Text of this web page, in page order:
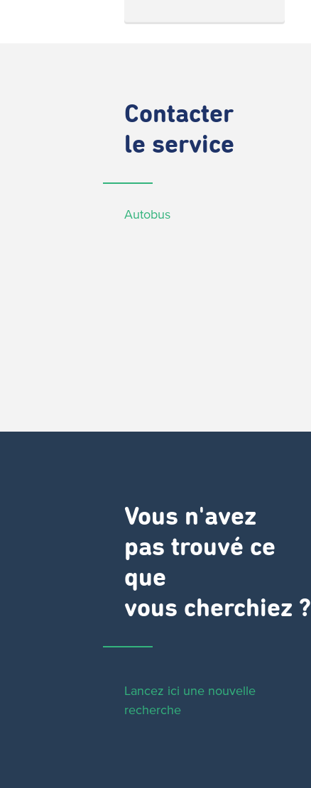
Contacter
le service
Autobus
Vous n'avez
pas trouvé ce
que
vous cherchiez ?
Lancez ici une nouvelle
recherche